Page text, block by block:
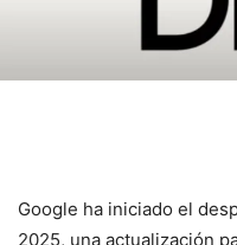
Google ha iniciado el
2025, una actualización